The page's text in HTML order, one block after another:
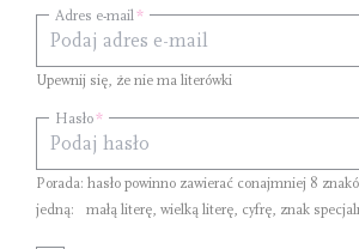
Adres e-mail
Upewnij się, że nie ma literówki
Hasło
Porada: hasło powinno zawierać conajmniej 8
jedną:
małą literę, wielką literę, cyfrę, znak